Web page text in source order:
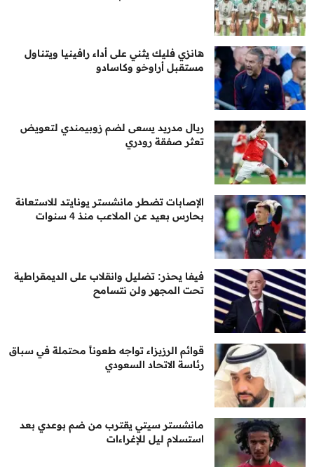
هانزي فليك يثني على أداء رافينيا ويتناول
مستقبل أراوخو وكاسادو
ريال مدريد يسعى لضم زوبيمندي لتعويض
تعثر صفقة رودري
الإصابات تضطر مانشستر يونايتد للاستعانة
بحارس بعيد عن الملاعب منذ 4 سنوات
فيفا يحذر: تضليل وانقلاب على الديمقراطية
تحت المجهر ولن نتسامح
قوائم الرزيزاء تواجه طعوناً محتملة في سباق
رئاسة الاتحاد السعودي
مانشستر سيتي يقترب من ضم بوعدي بعد
استسلام ليل للإغراءات